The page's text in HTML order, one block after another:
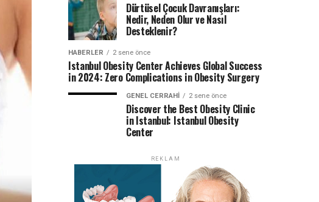
Dürtüsel Çocuk Davranışları:
Nedir, Neden Olur ve Nasıl
Desteklenir?
HABERLER 2 sene önce
Istanbul Obesity Center Achieves Global Success
in 2024: Zero Complications in Obesity Surgery
GENEL CERRAHI 2 sene önce
Discover the Best Obesity Clinic
in Istanbul: Istanbul Obesity
Center
REKLAM